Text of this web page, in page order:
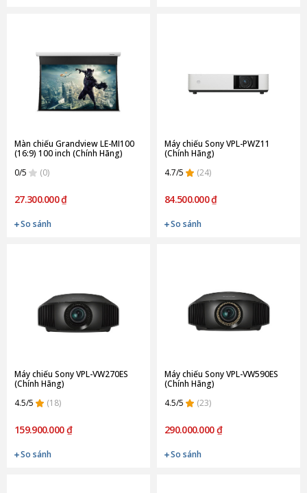
Màn chiếu Grandview LE-MI100
(16:9) 100 inch (Chính Hãng)
0/5
(0)
27.300.000 ₫
So sánh
Máy chiếu Sony VPL-PWZ11
(Chính Hãng)
4.7/5
(24)
84.500.000 ₫
So sánh
Máy chiếu Sony VPL-VW270ES
(Chính Hãng)
4.5/5
(18)
159.900.000 ₫
So sánh
Máy chiếu Sony VPL-VW590ES
(Chính Hãng)
4.5/5
(23)
290.000.000 ₫
So sánh